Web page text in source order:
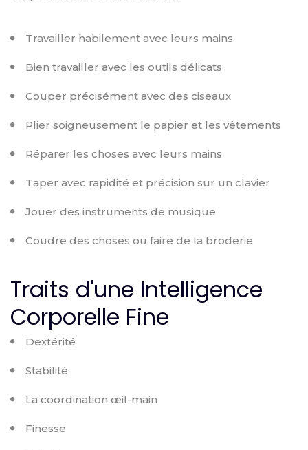
Travailler habilement avec leurs mains
Bien travailler avec les outils délicats
Couper précisément avec des ciseaux
Plier soigneusement le papier et les vêtements
Réparer les choses avec leurs mains
Taper avec rapidité et précision sur un clavier
Jouer des instruments de musique
Coudre des choses ou faire de la broderie
Traits d'une Intelligence
Corporelle Fine
Dextérité
Stabilité
La coordination œil-main
Finesse